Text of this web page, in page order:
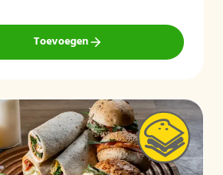
Toevoegen